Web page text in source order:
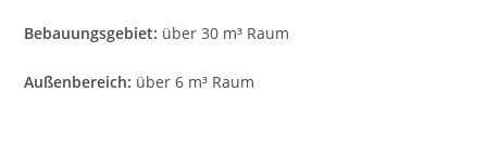
Bebauungsgebiet: über 30 m³ Raum
Außenbereich: über 6 m³ Raum